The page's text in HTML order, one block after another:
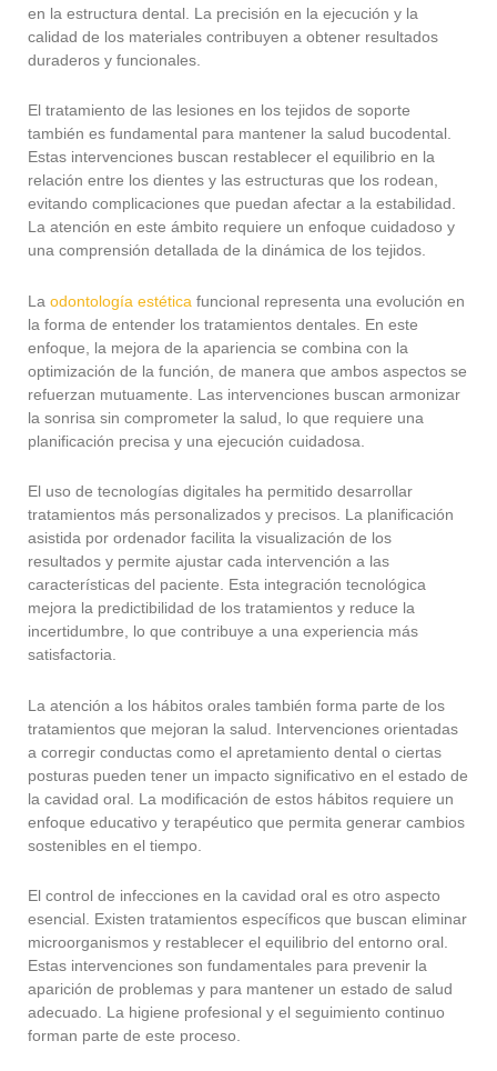
en la estructura dental. La precisión en la ejecución y la
calidad de los materiales contribuyen a obtener resultados
duraderos y funcionales.
El tratamiento de las lesiones en los tejidos de soporte
también es fundamental para mantener la salud bucodental.
Estas intervenciones buscan restablecer el equilibrio en la
relación entre los dientes y las estructuras que los rodean,
evitando complicaciones que puedan afectar a la estabilidad.
La atención en este ámbito requiere un enfoque cuidadoso y
una comprensión detallada de la dinámica de los tejidos.
Laodontología estética funcional representa una evolución en
la forma de entender los tratamientos dentales. En este
enfoque, la mejora de la apariencia se combina con la
optimización de la función, de manera que ambos aspectos se
refuerzan mutuamente. Las intervenciones buscan armonizar
la sonrisa sin comprometer la salud, lo que requiere una
planificación precisa y una ejecución cuidadosa.
El uso de tecnologías digitales ha permitido desarrollar
tratamientos más personalizados y precisos. La planificación
asistida por ordenador facilita la visualización de los
resultados y permite ajustar cada intervención a las
características del paciente. Esta integración tecnológica
mejora la predictibilidad de los tratamientos y reduce la
incertidumbre, lo que contribuye a una experiencia más
satisfactoria.
La atención a los hábitos orales también forma parte de los
tratamientos que mejoran la salud. Intervenciones orientadas
a corregir conductas como el apretamiento dental o ciertas
posturas pueden tener un impacto significativo en el estado de
la cavidad oral. La modificación de estos hábitos requiere un
enfoque educativo y terapéutico que permita generar cambios
sostenibles en el tiempo.
El control de infecciones en la cavidad oral es otro aspecto
esencial. Existen tratamientos específicos que buscan eliminar
microorganismos y restablecer el equilibrio del entorno oral.
Estas intervenciones son fundamentales para prevenir la
aparición de problemas y para mantener un estado de salud
adecuado. La higiene profesional y el seguimiento continuo
forman parte de este proceso.